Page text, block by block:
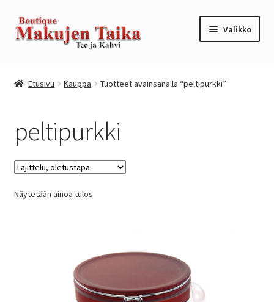
Siirry
navigointiin
Siirry
sisältöön
Valikko
Kassa
Kauppa
Oma tili
Tilaus- ja sopimusehdot
Etusivu Kauppa Tuotteet avainsanalla “peltipurkki”
peltipurkki
Näytetään ainoa tulos